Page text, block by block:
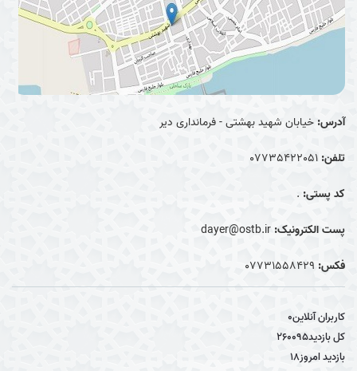
آدرس: خیابان شهید بهشتی - فرمانداری دیر
تلفن: 07735422051
کد پستی: .
پست الکترونیک: dayer@ostb.ir
فکس: 0۷۷۳۱۵۵۸۴۲۹
کاربران آنلاین0
کل بازدید260095
بازدید امروز18